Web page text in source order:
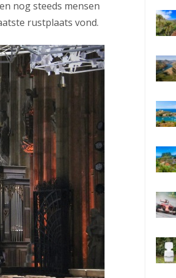
nog steeds mensen
rustplaats vond.